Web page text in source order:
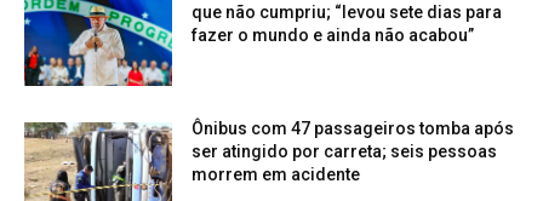
que não cumpriu; “levou sete dias para
fazer o mundo e ainda não acabou”
Ônibus com 47 passageiros tomba após
ser atingido por carreta; seis pessoas
morrem em acidente